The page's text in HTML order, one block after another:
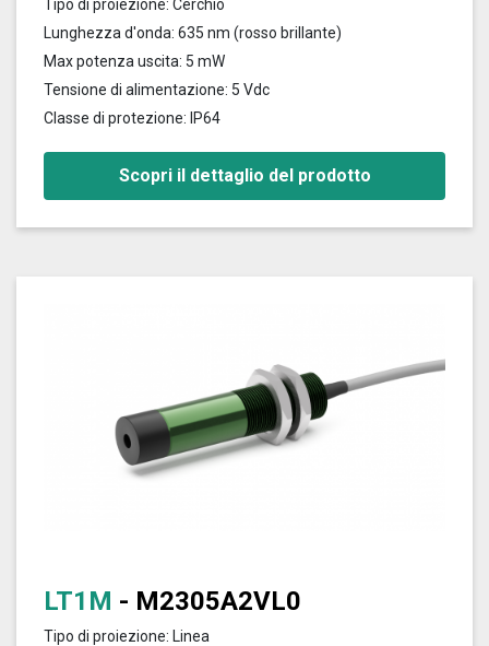
Tipo di proiezione: Cerchio
Lunghezza d'onda: 635 nm (rosso brillante)
Max potenza uscita: 5 mW
Tensione di alimentazione: 5 Vdc
Classe di protezione: IP64
Scopri il dettaglio del prodotto
LT1M - M2305A2VL0
Tipo di proiezione: Linea